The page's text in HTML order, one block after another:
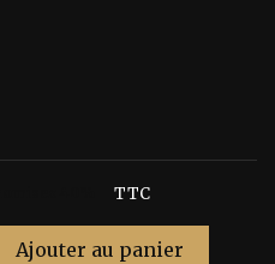
TTC
Ajouter au panier